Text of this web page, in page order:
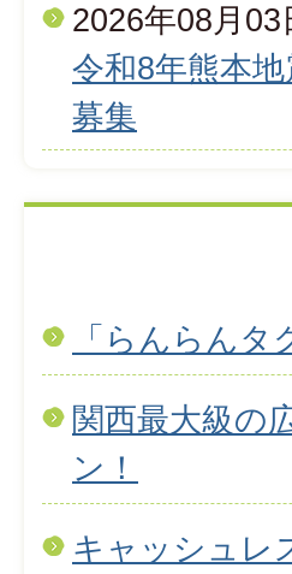
2026年08月03
令和8年熊本
募集
「らんらん
関西最大級の
ン！
キャッシュレ